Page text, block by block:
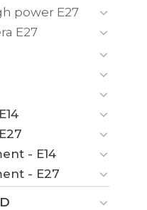
power E27
E27
- E14
- E27